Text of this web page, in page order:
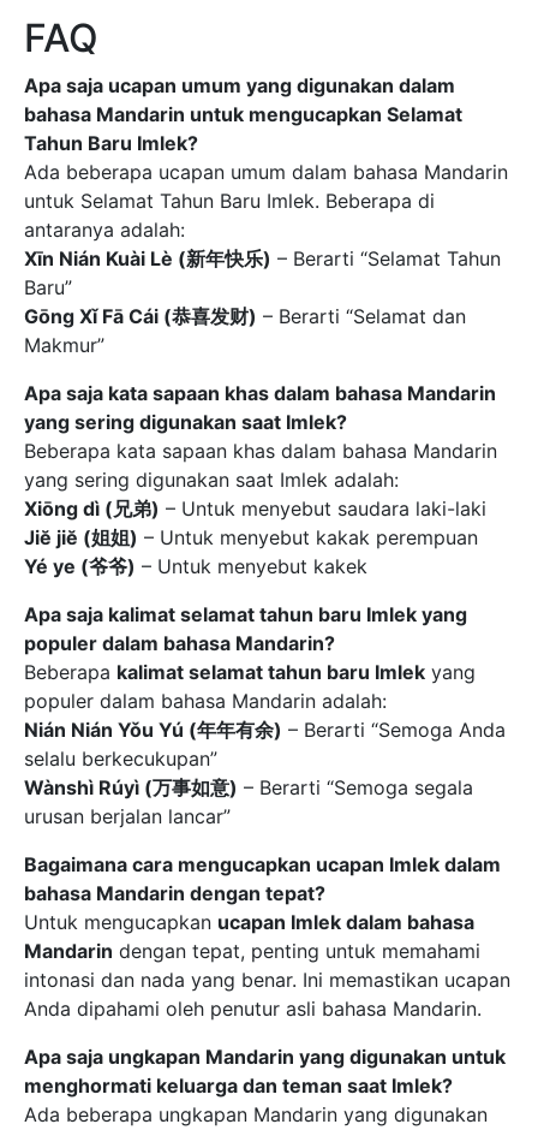
FAQ
Apa saja ucapan umum yang digunakan dalam
bahasa Mandarin untuk mengucapkan Selamat
Tahun Baru Imlek?
Ada beberapa ucapan umum dalam bahasa Mandarin
untuk Selamat Tahun Baru Imlek. Beberapa di
antaranya adalah:
Xīn Nián Kuài Lè (新年快乐) – Berarti “Selamat Tahun
Baru”
Gōng Xǐ Fā Cái (恭喜发财) – Berarti “Selamat dan
Makmur”
Apa saja kata sapaan khas dalam bahasa Mandarin
yang sering digunakan saat Imlek?
Beberapa kata sapaan khas dalam bahasa Mandarin
yang sering digunakan saat Imlek adalah:
Xiōng dì (兄弟) – Untuk menyebut saudara laki-laki
Jiĕ jiĕ (姐姐) – Untuk menyebut kakak perempuan
Yé ye (爷爷) – Untuk menyebut kakek
Apa saja kalimat selamat tahun baru Imlek yang
populer dalam bahasa Mandarin?
Beberapa kalimat selamat tahun baru Imlek yang
populer dalam bahasa Mandarin adalah:
Nián Nián Yǒu Yú (年年有余) – Berarti “Semoga Anda
selalu berkecukupan”
Wànshì Rúyì (万事如意) – Berarti “Semoga segala
urusan berjalan lancar”
Bagaimana cara mengucapkan ucapan Imlek dalam
bahasa Mandarin dengan tepat?
Untuk mengucapkan ucapan Imlek dalam bahasa
Mandarin dengan tepat, penting untuk memahami
intonasi dan nada yang benar. Ini memastikan ucapan
Anda dipahami oleh penutur asli bahasa Mandarin.
Apa saja ungkapan Mandarin yang digunakan untuk
menghormati keluarga dan teman saat Imlek?
Ada beberapa ungkapan Mandarin yang digunakan